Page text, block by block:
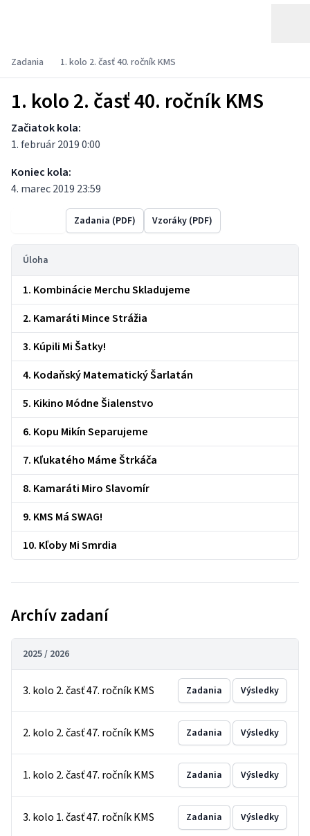
Zadania 1. kolo 2. časť 40. ročník KMS
1. kolo 2. časť 40. ročník KMS
Začiatok kola:
1. február 2019 0:00
Koniec kola:
4. marec 2019 23:59
Zadania (PDF) Vzoráky (PDF)
Úloha
1. Kombinácie Merchu Skladujeme
2. Kamaráti Mince Strážia
3. Kúpili Mi Šatky!
4. Kodaňský Matematický Šarlatán
5. Kikino Módne Šialenstvo
6. Kopu Mikín Separujeme
7. Kľukatého Máme Štrkáča
8. Kamaráti Miro Slavomír
9. KMS Má SWAG!
10. Kľoby Mi Smrdia
Archív zadaní
2025 / 2026
3. kolo 2. časť 47. ročník KMS Zadania Výsledky
2. kolo 2. časť 47. ročník KMS Zadania Výsledky
1. kolo 2. časť 47. ročník KMS Zadania Výsledky
3. kolo 1. časť 47. ročník KMS Zadania Výsledky